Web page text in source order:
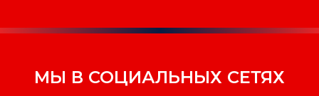
МЫ В СОЦИАЛЬНЫХ СЕТЯХ